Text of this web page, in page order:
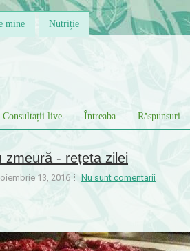
mine Nutriție
Consultații live Întreaba Răspunsuri
zmeură - rețeta zilei
13, 2016 Nu sunt comentarii